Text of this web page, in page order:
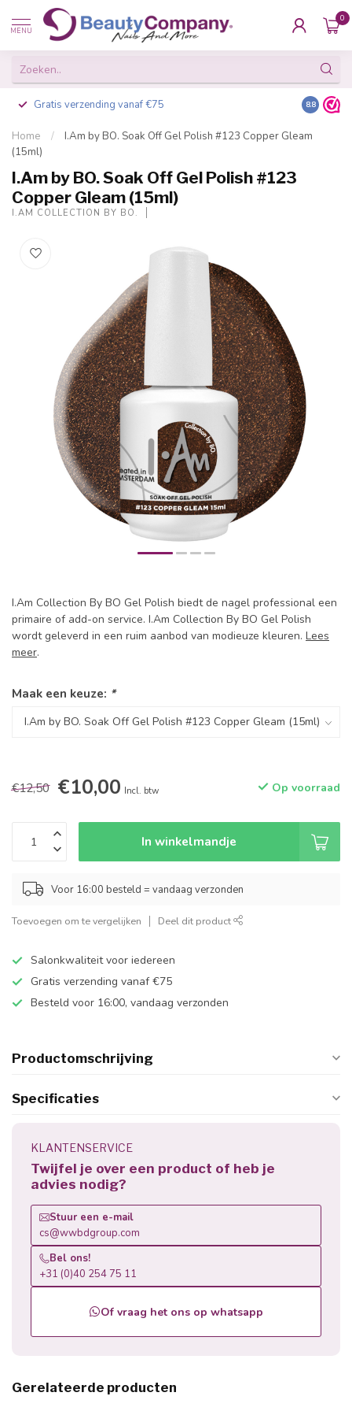
MENU
0
Gratis verzending vanaf €75 Besteld
8.8
Home /
I.Am by BO. Soak Off Gel Polish #123 Copper Gleam
(15ml)
I.Am by BO. Soak Off Gel Polish #123
Copper Gleam (15ml)
I.AM COLLECTION BY BO.
I.Am Collection By BO Gel Polish biedt de nagel professional een
primaire of add-on service. I.Am Collection By BO Gel Polish
wordt geleverd in een ruim aanbod van modieuze kleuren. Lees
meer.
Maak een keuze: *
€12,50 €10,00 Incl. btw Op voorraad
In winkelmandje
Voor 16:00 besteld = vandaag verzonden
Toevoegen om te vergelijken Deel dit product
Salonkwaliteit voor iedereen
Gratis verzending vanaf €75
Besteld voor 16:00, vandaag verzonden
Productomschrijving
Specificaties
KLANTENSERVICE
Twijfel je over een product of heb je
advies nodig?
Stuur een e-mail
cs@wwbdgroup.com
Bel ons!
+31 (0)40 254 75 11
Of vraag het ons op whatsapp
Gerelateerde producten